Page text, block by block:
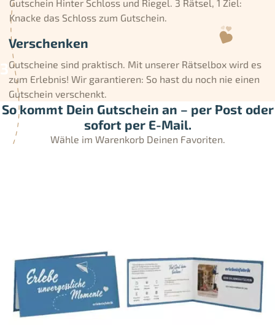
Gutschein Hinter Schloss und Riegel. 3 Rätsel, 1 Ziel:
Knacke das Schloss zum Gutschein.
Verschenken
Gutscheine sind praktisch. Mit unserer Rätselbox wird es
zum Erlebnis! Wir garantieren: So hast du noch nie einen
Gutschein verschenkt.
So kommt Dein Gutschein an – per Post oder
sofort per E-Mail.
Wähle im Warenkorb Deinen Favoriten.